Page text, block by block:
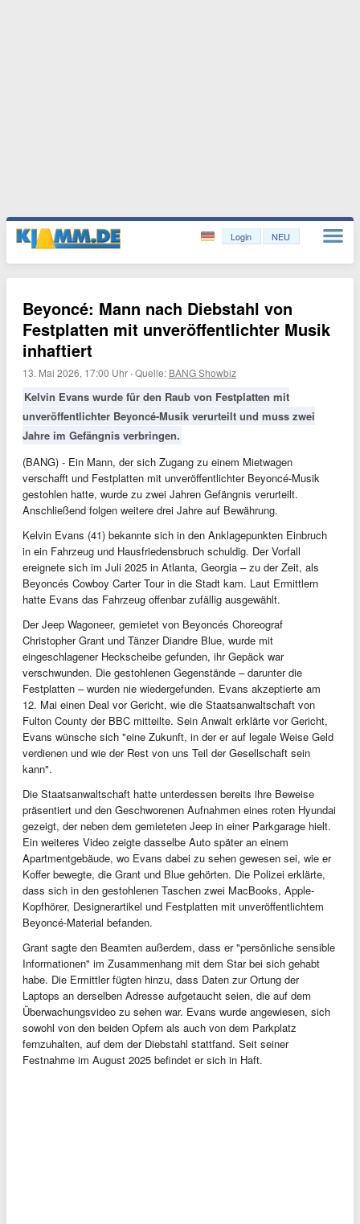
Login NEU
Beyoncé: Mann nach Diebstahl von
Festplatten mit unveröffentlichter Musik
inhaftiert
13. Mai 2026, 17:00 Uhr ·Quelle: BANG Showbiz
Kelvin Evans wurde für den Raub von Festplatten mit
unveröffentlichter Beyoncé-Musik verurteilt und muss zwei
Jahre im Gefängnis verbringen.
(BANG) - Ein Mann, der sich Zugang zu einem Mietwagen
verschafft und Festplatten mit unveröffentlichter Beyoncé-Musik
gestohlen hatte, wurde zu zwei Jahren Gefängnis verurteilt.
Anschließend folgen weitere drei Jahre auf Bewährung.
Kelvin Evans (41) bekannte sich in den Anklagepunkten Einbruch
in ein Fahrzeug und Hausfriedensbruch schuldig. Der Vorfall
ereignete sich im Juli 2025 in Atlanta, Georgia – zu der Zeit, als
Beyoncés Cowboy Carter Tour in die Stadt kam. Laut Ermittlern
hatte Evans das Fahrzeug offenbar zufällig ausgewählt.
Der Jeep Wagoneer, gemietet von Beyoncés Choreograf
Christopher Grant und Tänzer Diandre Blue, wurde mit
eingeschlagener Heckscheibe gefunden, ihr Gepäck war
verschwunden. Die gestohlenen Gegenstände – darunter die
Festplatten – wurden nie wiedergefunden. Evans akzeptierte am
12. Mai einen Deal vor Gericht, wie die Staatsanwaltschaft von
Fulton County der BBC mitteilte. Sein Anwalt erklärte vor Gericht,
Evans wünsche sich "eine Zukunft, in der er auf legale Weise Geld
verdienen und wie der Rest von uns Teil der Gesellschaft sein
kann".
Die Staatsanwaltschaft hatte unterdessen bereits ihre Beweise
präsentiert und den Geschworenen Aufnahmen eines roten Hyundai
gezeigt, der neben dem gemieteten Jeep in einer Parkgarage hielt.
Ein weiteres Video zeigte dasselbe Auto später an einem
Apartmentgebäude, wo Evans dabei zu sehen gewesen sei, wie er
Koffer bewegte, die Grant und Blue gehörten. Die Polizei erklärte,
dass sich in den gestohlenen Taschen zwei MacBooks, Apple-
Kopfhörer, Designerartikel und Festplatten mit unveröffentlichtem
Beyoncé-Material befanden.
Grant sagte den Beamten außerdem, dass er "persönliche sensible
Informationen" im Zusammenhang mit dem Star bei sich gehabt
habe. Die Ermittler fügten hinzu, dass Daten zur Ortung der
Laptops an derselben Adresse aufgetaucht seien, die auf dem
Überwachungsvideo zu sehen war. Evans wurde angewiesen, sich
sowohl von den beiden Opfern als auch von dem Parkplatz
fernzuhalten, auf dem der Diebstahl stattfand. Seit seiner
Festnahme im August 2025 befindet er sich in Haft.